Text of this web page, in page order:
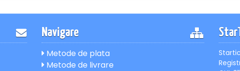
Navigare
Metode de plata
Metode de livrare